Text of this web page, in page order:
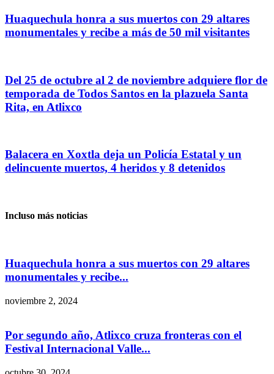
Huaquechula honra a sus muertos con 29 altares
monumentales y recibe a más de 50 mil visitantes
Del 25 de octubre al 2 de noviembre adquiere flor de
temporada de Todos Santos en la plazuela Santa
Rita, en Atlixco
Balacera en Xoxtla deja un Policía Estatal y un
delincuente muertos, 4 heridos y 8 detenidos
Incluso más noticias
Huaquechula honra a sus muertos con 29 altares
monumentales y recibe...
noviembre 2, 2024
Por segundo año, Atlixco cruza fronteras con el
Festival Internacional Valle...